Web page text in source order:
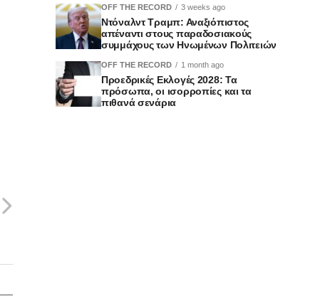
OFF THE RECORD 3 weeks ago
Ντόναλντ Τραμπ: Αναξιόπιστος
απέναντι στους παραδοσιακούς
συμμάχους των Ηνωμένων Πολιτειών
OFF THE RECORD 1 month ago
Προεδρικές Εκλογές 2028: Τα
πρόσωπα, οι ισορροπίες και τα
πιθανά σενάρια